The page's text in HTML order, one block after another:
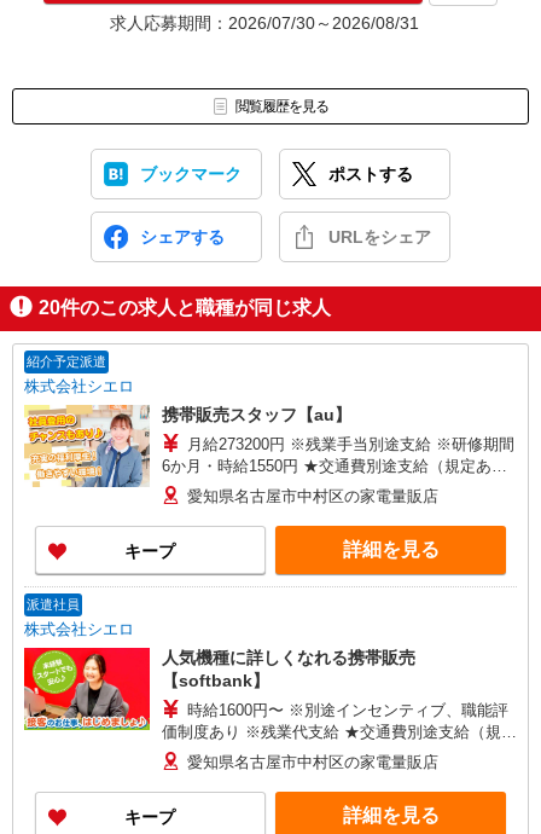
求人応募期間：2026/07/30～2026/08/31
閲覧履歴を見る
ブックマーク ポストする
シェアする URLをシェア
20件のこの求人と職種が同じ求人
紹介予定派遣
株式会社シエロ
携帯販売スタッフ【au】
月給273200円 ※残業手当別途支給 ※研修期間
6か月・時給1550円 ★交通費別途支給（規定あ
り） ゜+゜・。○。・゜+゜・。○。・゜+゜ 入社
祝い金10万円支給(規定有) お友達を紹介頂くと, イ
ンセンティブ支給(規定有) ゜・。○。・゜+゜・。
○。・゜+゜
愛知県名古屋市中村区の家電量販店
キープ 詳細を見る
派遣社員
株式会社シエロ
人気機種に詳しくなれる携帯販売
【softbank】
時給1600円〜 ※別途インセンティブ、職能評
価制度あり ※残業代支給 ★交通費別途支給（規定
あり） ゜+゜・。○。・゜+゜・。○。・゜+゜ 入
社祝い金10万円支給(規定有) お友達を紹介頂くと,
インセンティブ支給(規定有) ★月2回払い・週払い
可能（規程有）★ ゜・。○。・゜+゜・。○。・゜
愛知県名古屋市中村区の家電量販店
キープ 詳細を見る